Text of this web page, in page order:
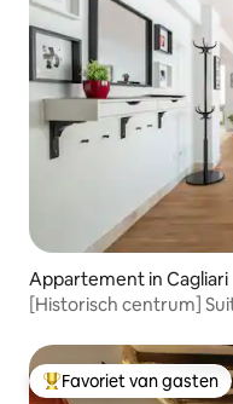
Appartement in Cagliari
[Historisch centrum]
Topfavoriet van gasten
Favoriet van gasten